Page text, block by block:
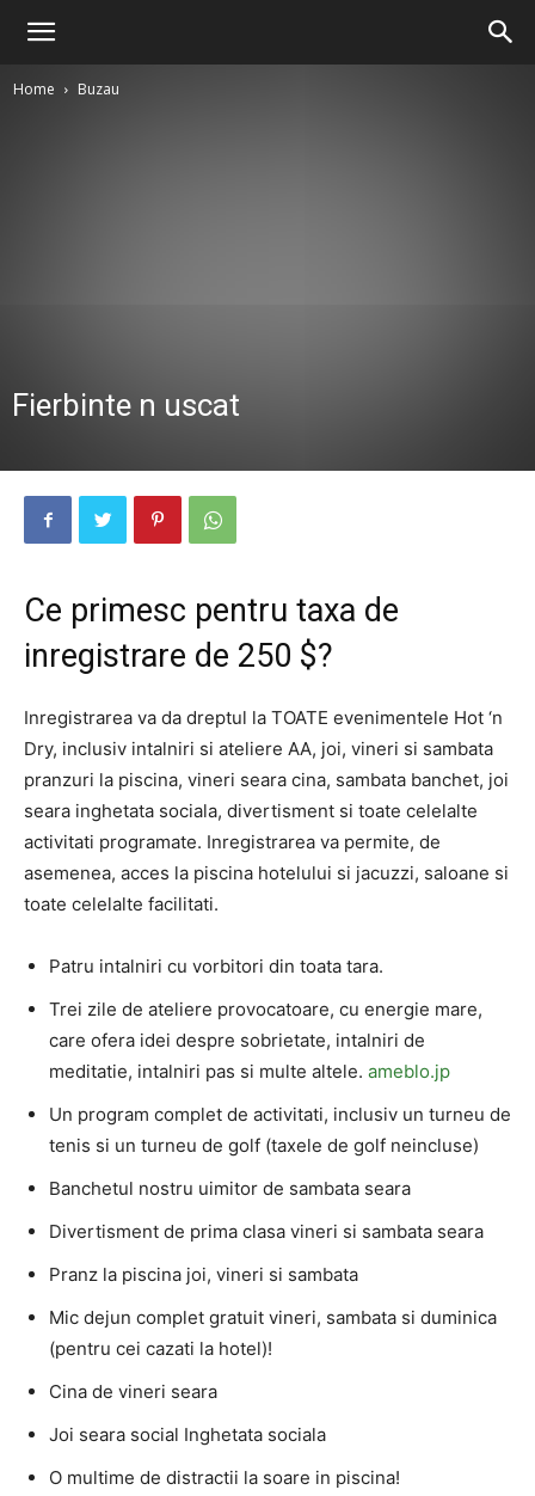
Home Buzau
Fierbinte n uscat
Ce primesc pentru taxa de
inregistrare de 250 $?
Inregistrarea va da dreptul la TOATE evenimentele Hot ‘n
Dry, inclusiv intalniri si ateliere AA, joi, vineri si sambata
pranzuri la piscina, vineri seara cina, sambata banchet, joi
seara inghetata sociala, divertisment si toate celelalte
activitati programate. Inregistrarea va permite, de
asemenea, acces la piscina hotelului si jacuzzi, saloane si
toate celelalte facilitati.
Patru intalniri cu vorbitori din toata tara.
Trei zile de ateliere provocatoare, cu energie mare,
care ofera idei despre sobrietate, intalniri de
meditatie, intalniri pas si multe altele. ameblo.jp
Un program complet de activitati, inclusiv un turneu de
tenis si un turneu de golf (taxele de golf neincluse)
Banchetul nostru uimitor de sambata seara
Divertisment de prima clasa vineri si sambata seara
Pranz la piscina joi, vineri si sambata
Mic dejun complet gratuit vineri, sambata si duminica
(pentru cei cazati la hotel)!
Cina de vineri seara
Joi seara social Inghetata sociala
O multime de distractii la soare in piscina!